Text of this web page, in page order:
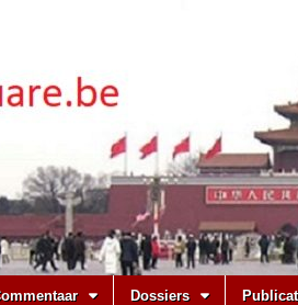
Dossiers